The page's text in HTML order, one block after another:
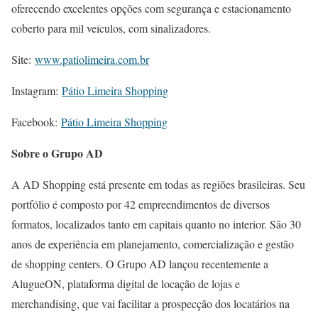
oferecendo excelentes opções com segurança e estacionamento
coberto para mil veículos, com sinalizadores.
Site: www.patiolimeira.com.br
Instagram: Pátio Limeira Shopping
Facebook: Pátio Limeira Shopping
Sobre o Grupo AD
A AD Shopping está presente em todas as regiões brasileiras. Seu
portfólio é composto por 42 empreendimentos de diversos
formatos, localizados tanto em capitais quanto no interior. São 30
anos de experiência em planejamento, comercialização e gestão
de shopping centers. O Grupo AD lançou recentemente a
AlugueON, plataforma digital de locação de lojas e
merchandising, que vai facilitar a prospecção dos locatários na